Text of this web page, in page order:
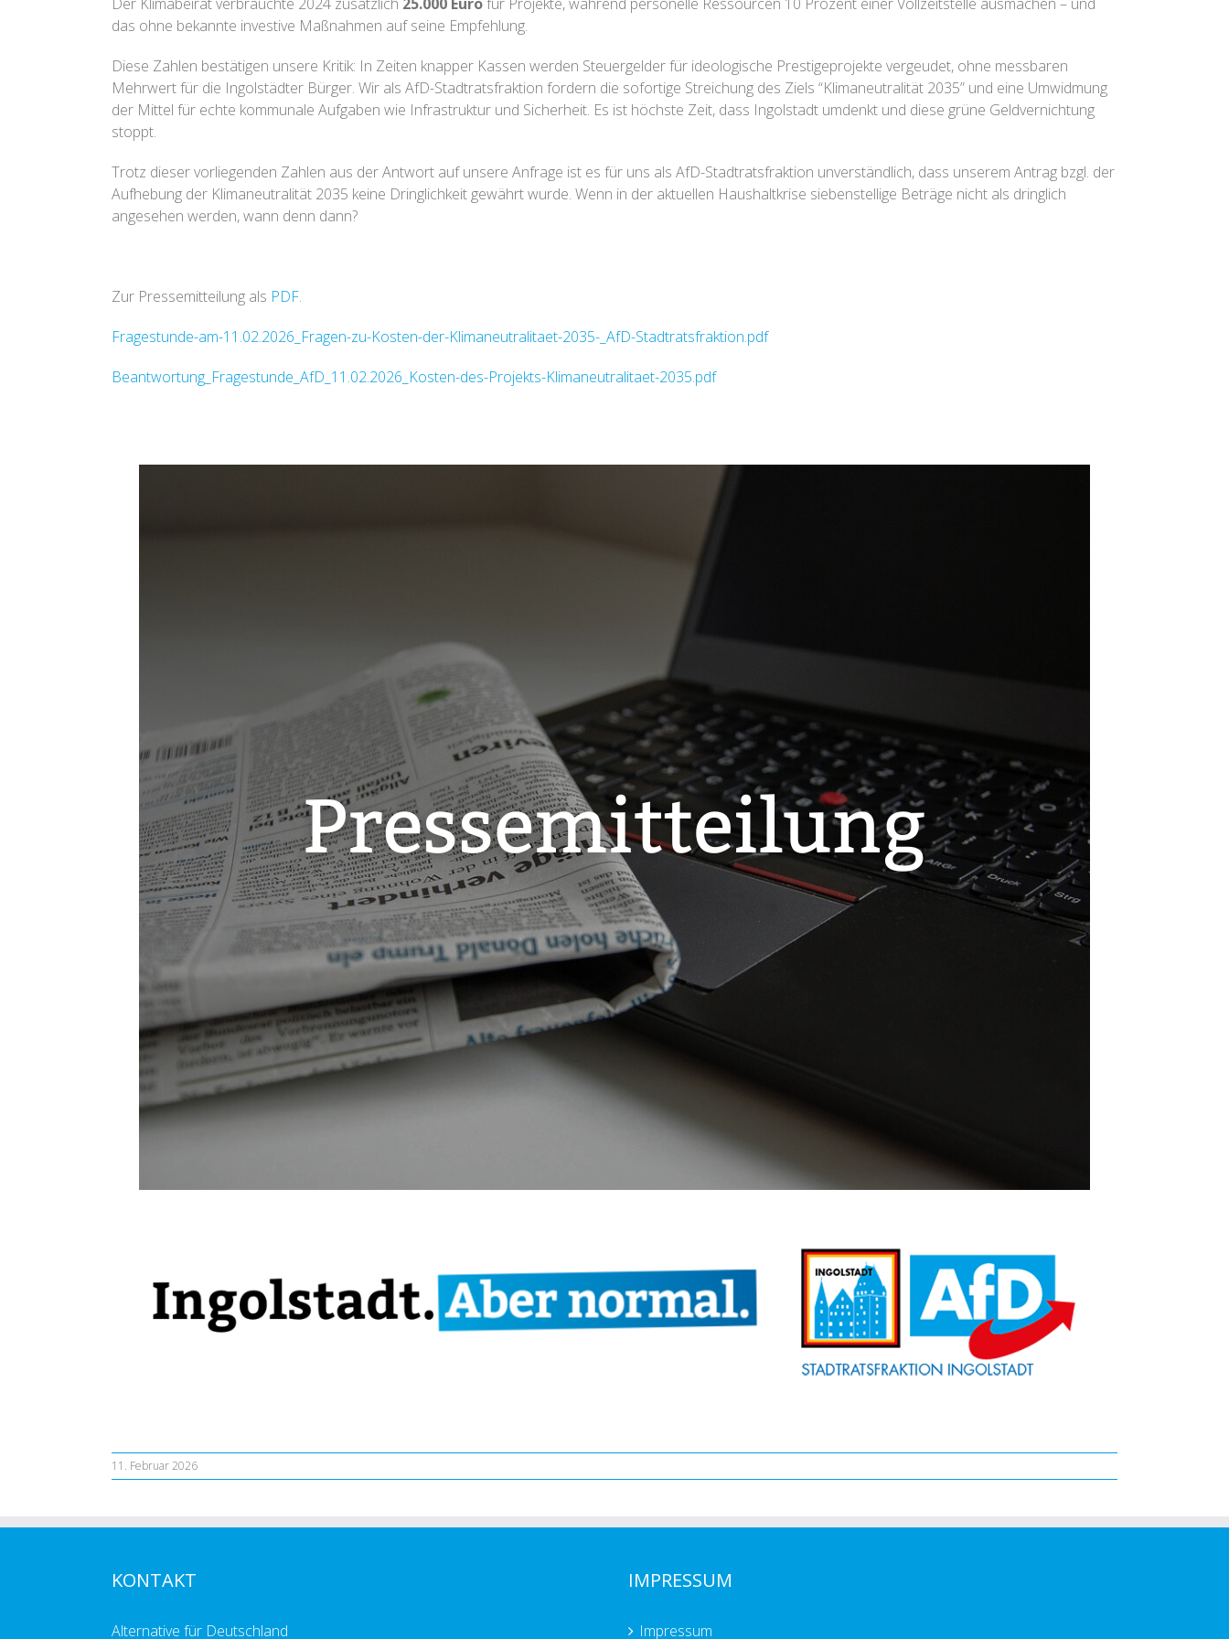
das ohne bekannte investive Maßnahmen auf seine Empfehlung.
Diese Zahlen bestätigen unsere Kritik: In Zeiten knapper Kassen werden Steuergelder für ideologische Prestigeprojekte vergeudet, ohne messbaren
Mehrwert für die Ingolstädter Bürger. Wir als AfD-Stadtratsfraktion fordern die sofortige Streichung des Ziels “Klimaneutralität 2035” und eine Umwidmung
der Mittel für echte kommunale Aufgaben wie Infrastruktur und Sicherheit. Es ist höchste Zeit, dass Ingolstadt umdenkt und diese grüne Geldvernichtung
stoppt.
Trotz dieser vorliegenden Zahlen aus der Antwort auf unsere Anfrage ist es für uns als AfD-Stadtratsfraktion unverständlich, dass unserem Antrag bzgl. der
Aufhebung der Klimaneutralität 2035 keine Dringlichkeit gewährt wurde. Wenn in der aktuellen Haushaltkrise siebenstellige Beträge nicht als dringlich
angesehen werden, wann denn dann?
Zur Pressemitteilung als PDF.
Fragestunde-am-11.02.2026_Fragen-zu-Kosten-der-Klimaneutralitaet-2035-_AfD-Stadtratsfraktion.pdf
Beantwortung_Fragestunde_AfD_11.02.2026_Kosten-des-Projekts-Klimaneutralitaet-2035.pdf
11. Februar 2026
KONTAKT
Alternative für Deutschland
IMPRESSUM
Impressum